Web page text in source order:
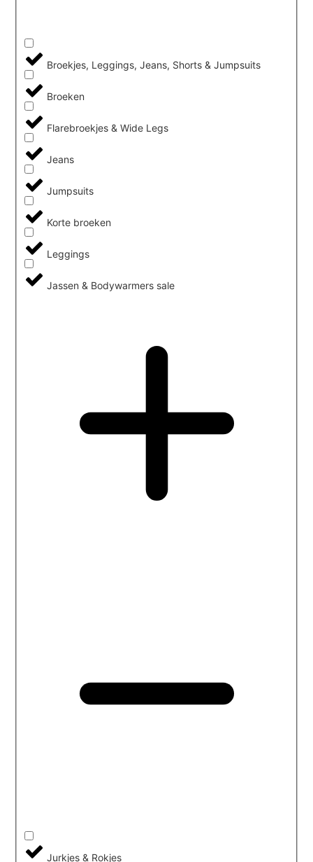
Broekjes, Leggings, Jeans, Shorts & Jumpsuits
Broeken
Flarebroekjes & Wide Legs
Jeans
Jumpsuits
Korte broeken
Leggings
Jassen & Bodywarmers sale
Jurkjes & Rokjes